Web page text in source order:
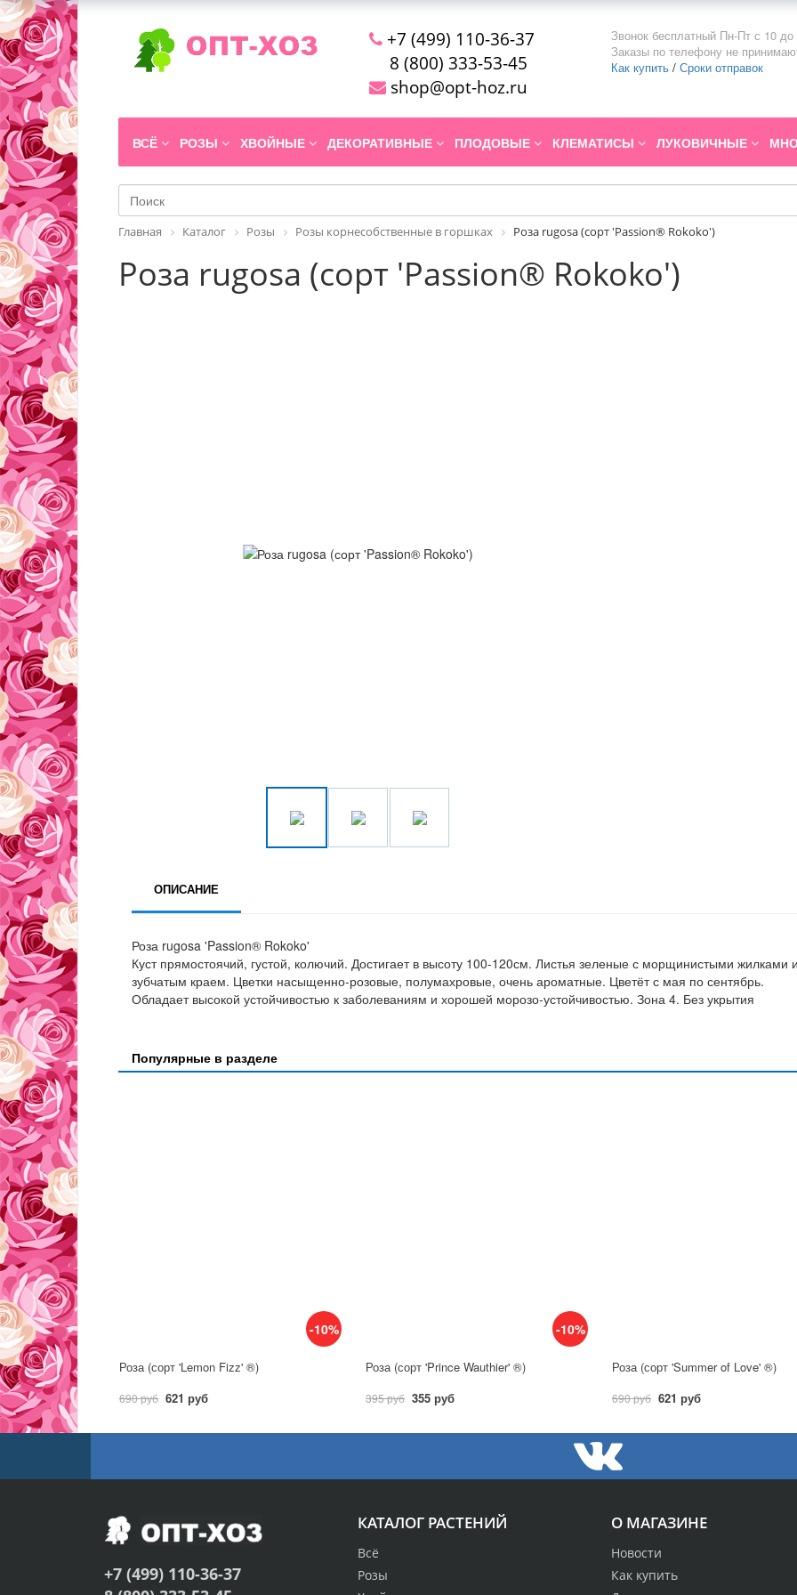
+7 (499) 110-36-37
8 (800) 333-53-45
shop@opt-hoz.ru
Звонок бесплатный Пн-Пт с 10 до
Заказы по телефону не
Как купить / Сроки отправок
ВСЁ РОЗЫ ХВОЙНЫЕ ДЕКОРАТИВНЫЕ ПЛОДОВЫЕ КЛЕМАТИСЫ ЛУКОВИЧНЫЕ
Главная Каталог Розы Розы корнесобственные в горшках Роза rugosa (сорт 'Passion® Rokoko')
Роза rugosa (сорт 'Passion® Rokoko')
ОПИСАНИЕ
Роза rugosa 'Passion® Rokoko'
Куст прямостоячий, густой, колючий. Достигает в высоту 100-120см. Листья зеленые с морщинистыми жилками
зубчатым краем. Цветки насыщенно-розовые, полумахровые, очень ароматные. Цветёт с мая по сентябрь.
Обладает высокой устойчивостью к заболеваниям и хорошей морозо-устойчивостью. Зона 4. Без укрытия
Популярные в разделе
-10%
Роза (сорт 'Lemon Fizz' ®)
690 руб 621 руб
-10%
Роза (сорт 'Prince Wauthier' ®)
395 руб 355 руб
Роза (сорт 'Summer of Love' ®)
690 руб 621 руб
О МАГАЗИНЕ
Новости
Как купить
КАТАЛОГ РАСТЕНИЙ
Всё
Розы
+7 (499) 110-36-37